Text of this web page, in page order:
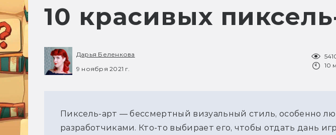
10 красивых
Дарья Беленкова
9 ноября 2021 г.
10
Пиксель-арт — бессмертный визуальный стиль, особенно
разработчиками. Кто-то выбирает его, чтобы отдать дань